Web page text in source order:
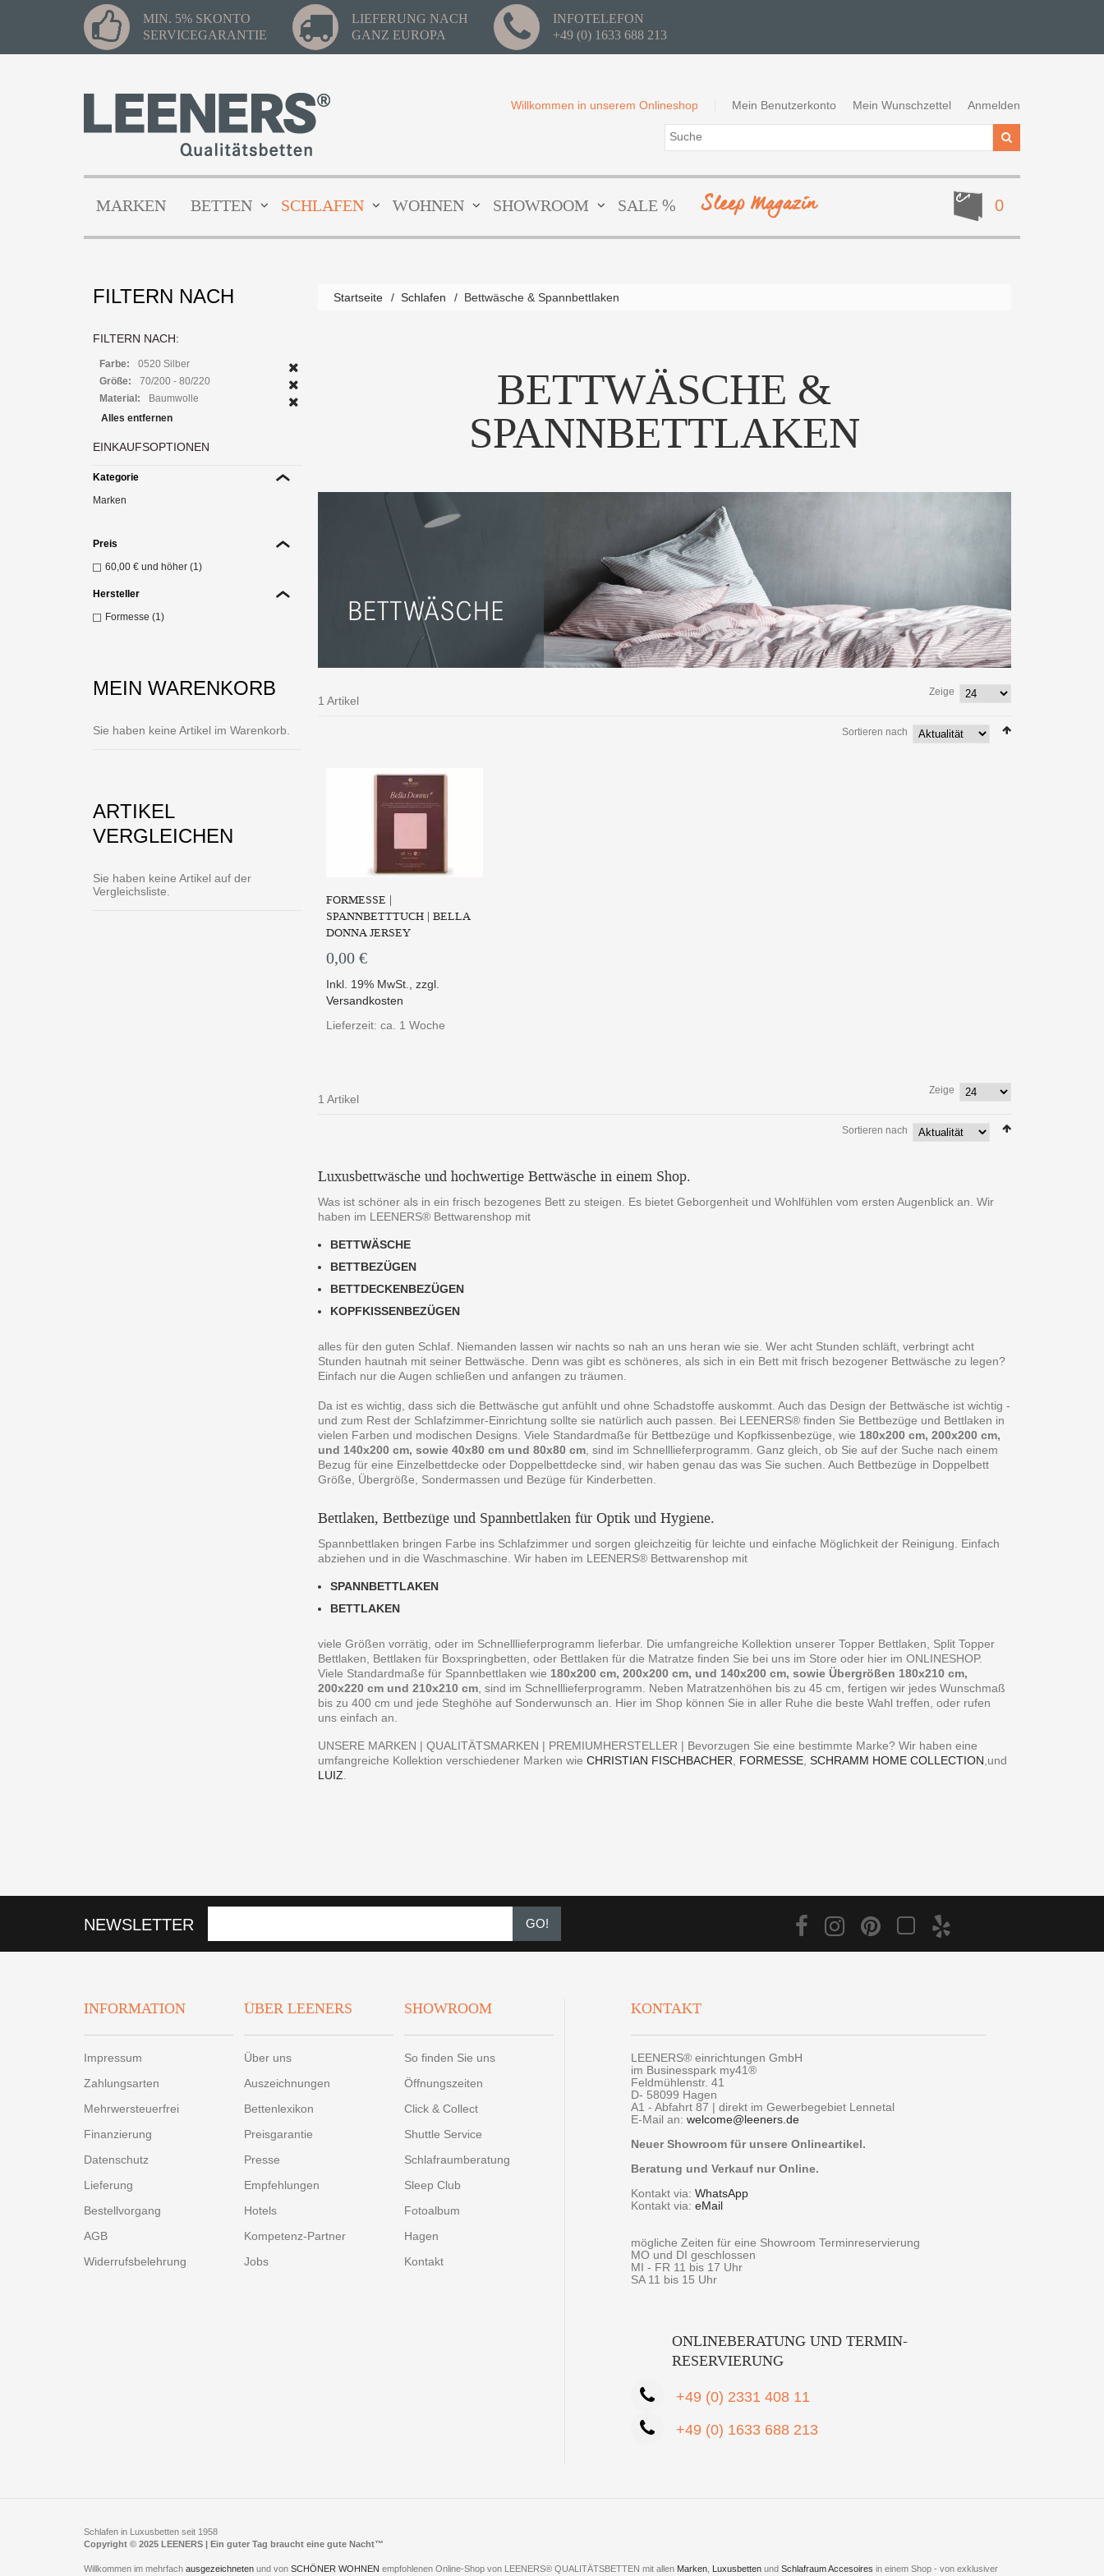
MIN. 5% SKONTO
SERVICEGARANTIE
LIEFERUNG NACH
GANZ EUROPA
INFOTELEFON
+49 (0) 1633 688 213
Mein Benutzerkonto Mein Wunschzettel Anmelden
Willkommen in unserem Onlineshop
0
MARKEN BETTEN SCHLAFEN WOHNEN SHOWROOM SALE % Sleep Magazin
Startseite / Schlafen / Bettwäsche & Spannbettlaken
BETTWÄSCHE &
SPANNBETTLAKEN
1 Artikel
Zeige
Sortieren nach
FORMESSE |
SPANNBETTTUCH | BELLA
DONNA JERSEY
0,00 €
Inkl. 19% MwSt.,zzgl.
Versandkosten
Lieferzeit: ca. 1 Woche
1 Artikel
Zeige
Sortieren nach
Luxusbettwäsche und hochwertige Bettwäsche in einem Shop.
Was ist schöner als in ein frisch bezogenes Bett zu steigen. Es bietet Geborgenheit und Wohlfühlen vom ersten Augenblick an. Wir
haben im LEENERS® Bettwarenshop mit
BETTWÄSCHE
BETTBEZÜGEN
BETTDECKENBEZÜGEN
KOPFKISSENBEZÜGEN
alles für den guten Schlaf. Niemanden lassen wir nachts so nah an uns heran wie sie. Wer acht Stunden schläft, verbringt acht
Stunden hautnah mit seiner Bettwäsche. Denn was gibt es schöneres, als sich in ein Bett mit frisch bezogener Bettwäsche zu legen?
Einfach nur die Augen schließen und anfangen zu träumen.
Da ist es wichtig, dass sich die Bettwäsche gut anfühlt und ohne Schadstoffe auskommt. Auch das Design der Bettwäsche ist wichtig -
und zum Rest der Schlafzimmer-Einrichtung sollte sie natürlich auch passen. Bei LEENERS® finden Sie Bettbezüge und Bettlaken in
vielen Farben und modischen Designs. Viele Standardmaße für Bettbezüge und Kopfkissenbezüge, wie 180x200 cm, 200x200 cm,
und 140x200 cm, sowie 40x80 cm und 80x80 cm, sind im Schnelllieferprogramm. Ganz gleich, ob Sie auf der Suche nach einem
Bezug für eine Einzelbettdecke oder Doppelbettdecke sind, wir haben genau das was Sie suchen. Auch Bettbezüge in Doppelbett
Größe, Übergröße, Sondermassen und Bezüge für Kinderbetten.
Bettlaken, Bettbezüge und Spannbettlaken für Optik und Hygiene.
Spannbettlaken bringen Farbe ins Schlafzimmer und sorgen gleichzeitig für leichte und einfache Möglichkeit der Reinigung. Einfach
abziehen und in die Waschmaschine. Wir haben im LEENERS® Bettwarenshop mit
SPANNBETTLAKEN
BETTLAKEN
viele Größen vorrätig, oder im Schnelllieferprogramm lieferbar. Die umfangreiche Kollektion unserer Topper Bettlaken, Split Topper
Bettlaken, Bettlaken für Boxspringbetten, oder Bettlaken für die Matratze finden Sie bei uns im Store oder hier im ONLINESHOP.
Viele Standardmaße für Spannbettlaken wie 180x200 cm, 200x200 cm, und 140x200 cm, sowie Übergrößen 180x210 cm,
200x220 cm und 210x210 cm, sind im Schnelllieferprogramm. Neben Matratzenhöhen bis zu 45 cm, fertigen wir jedes Wunschmaß
bis zu 400 cm und jede Steghöhe auf Sonderwunsch an. Hier im Shop können Sie in aller Ruhe die beste Wahl treffen, oder rufen
uns einfach an.
UNSERE MARKEN | QUALITÄTSMARKEN | PREMIUMHERSTELLER | Bevorzugen Sie eine bestimmte Marke? Wir haben eine
umfangreiche Kollektion verschiedener Marken wieCHRISTIAN FISCHBACHER, FORMESSE,SCHRAMM HOME COLLECTION,und
LUIZ.
FILTERN NACH
FILTERN NACH:
Farbe:
0520 Silber
Größe:
70/200 - 80/220
Material:
Baumwolle
Alles entfernen
EINKAUFSOPTIONEN
Kategorie
Marken
Preis
60,00 € und höher (1)
Hersteller
Formesse (1)
MEIN WARENKORB
Sie haben keine Artikel im Warenkorb.
ARTIKEL
VERGLEICHEN
Sie haben keine Artikel auf der
Vergleichsliste.
NEWSLETTER GO!
INFORMATION
Impressum
Zahlungsarten
Mehrwersteuerfrei
Finanzierung
Datenschutz
Lieferung
Bestellvorgang
AGB
Widerrufsbelehrung
ÜBER LEENERS
Über uns
Auszeichnungen
Bettenlexikon
Preisgarantie
Presse
Empfehlungen
Hotels
Kompetenz-Partner
Jobs
SHOWROOM
So finden Sie uns
Öffnungszeiten
Click & Collect
Shuttle Service
Schlafraumberatung
Sleep Club
Fotoalbum
Hagen
Kontakt
KONTAKT
LEENERS® einrichtungen GmbH
im Businesspark my41®
Feldmühlenstr. 41
D- 58099 Hagen
A1 - Abfahrt 87 | direkt im Gewerbegebiet Lennetal
E-Mail an: welcome@leeners.de
Neuer Showroom für unsere Onlineartikel.
Beratung und Verkauf nur Online.
Kontakt via: WhatsApp
Kontakt via: eMail
mögliche Zeiten für eine Showroom Terminreservierung
MO und DI geschlossen
MI - FR 11 bis 17 Uhr
SA 11 bis 15 Uhr
ONLINEBERATUNG UND TERMIN-
RESERVIERUNG
+49 (0) 2331 408 11
+49 (0) 1633 688 213
Schlafen in Luxusbetten seit 1958
Copyright © 2025 LEENERS | Ein guter Tag braucht eine gute Nacht™
Willkommen im mehrfach ausgezeichneten und von SCHÖNER WOHNEN empfohlenen Online-Shop von LEENERS® QUALITÄTSBETTEN mit allen Marken Luxusbetten und Schlafraum Accesoires in einem Shop - von exklusiver